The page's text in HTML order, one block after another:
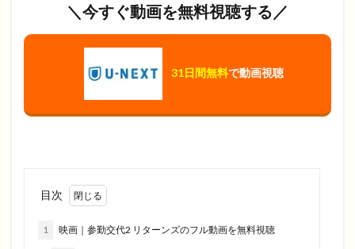
＼今すぐ動画を無料視聴する／
31日間無料で動画視聴
目次
1 映画｜参勤交代2 リターンズのフル動画を無料視聴